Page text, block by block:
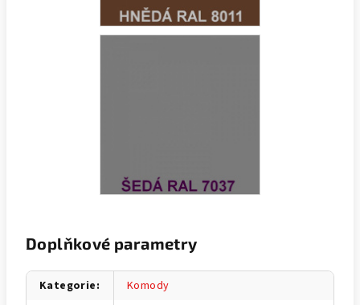
Doplňkové parametry
Kategorie: Komody